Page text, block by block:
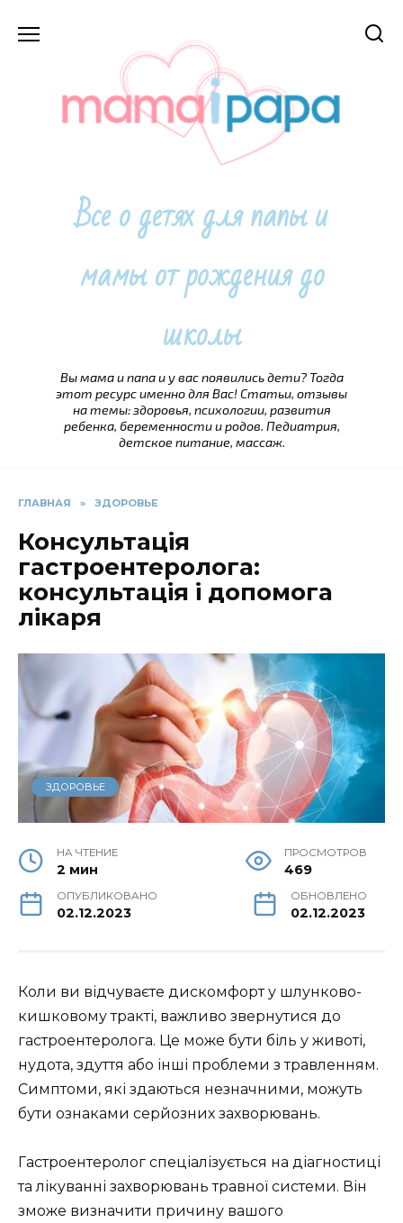
Все о детях для папы и
мамы от рождения до
школы
Вы мама и папа и у вас появились дети? Тогда
этот ресурс именно для Вас! Статьи, отзывы
на темы: здоровья, психологии, развития
ребенка, беременности и родов. Педиатрия,
детское питание, массаж.
ГЛАВНАЯ » ЗДОРОВЬЕ
Консультація
гастроентеролога:
консультація і допомога
лікаря
ЗДОРОВЬЕ
НА ЧТЕНИЕ
2 мин
ПРОСМОТРОВ
469
ОПУБЛИКОВАНО
02.12.2023
ОБНОВЛЕНО
02.12.2023
Коли ви відчуваєте дискомфорт у шлунково-
кишковому тракті, важливо звернутися до
гастроентеролога. Це може бути біль у животі,
нудота, здуття або інші проблеми з травленням.
Симптоми, які здаються незначними, можуть
бути ознаками серйозних захворювань.
Гастроентеролог спеціалізується на діагностиці
та лікуванні захворювань травної системи. Він
зможе визначити причину вашого